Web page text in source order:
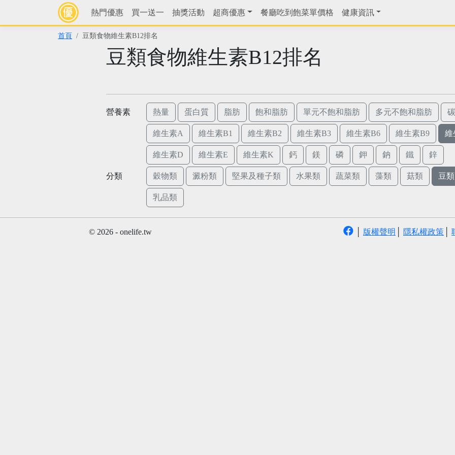
熱門優惠 買一送一 抽獎活動 超商優惠 餐廳吃到飽菜單價格 健康資訊
首頁 豆類食物維生素B12排名
豆類食物維生素B12排名
營養素 熱量 蛋白質 脂肪 飽和脂肪 單元不飽和脂肪 多元不飽和脂肪
維生素A 維生素B1 維生素B2 維生素B3 維生素B6 維生素B9 維
維生素D 維生素E 維生素K 鈣 鎂 磷 鉀 鈉 鐵 鋅
分類 穀物類 澱粉類 堅果及種子類 水果類 蔬菜類 藻類 菇類 豆類
乳品類
© 2026 - onelife.tw 版權聲明 隱私權政策